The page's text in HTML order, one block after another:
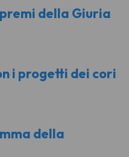
della Giuria
i progetti dei cori
della